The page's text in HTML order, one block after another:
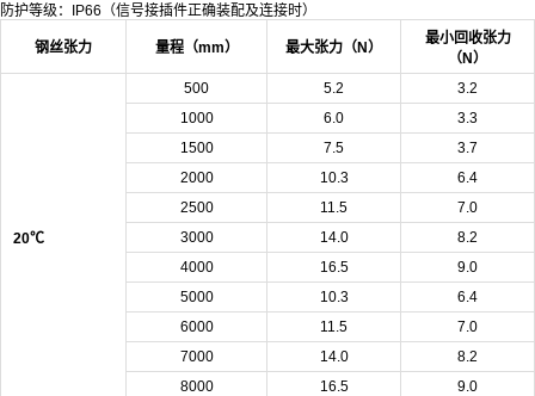
防护等级：IP66（信号接插件正确装配及连接时）
钢丝张力 量程（mm） 最大张力（N）
最小回收张力
（N）
20℃
500 5.2
3.2
1000
6.0
3.3
1500
7.5
3.7
2000
10.3
6.4
2500
11.5
7.0
3000
14.0
8.2
4000
16.5
9.0
5000
10.3
6.4
6000
11.5
7.0
7000
14.0
8.2
8000
16.5 9.0